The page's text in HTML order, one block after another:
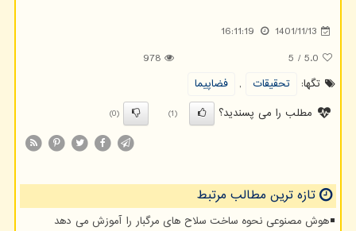
1401/11/13
16:11:19
5.0
/
5
978
تگها:
تحقیقات ,
فضاپیما
مطلب را می پسندید؟
(1)
(0)
تازه ترین مطالب مرتبط
هوش مصنوعی نحوه ساخت سلاح های مرگبار را آموزش می دهد